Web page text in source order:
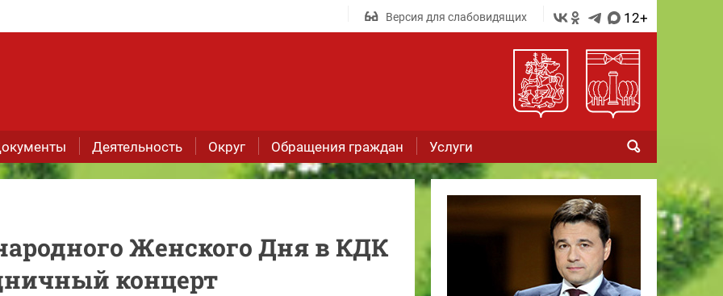
Версия для слабовидящих 12+
Деятельность Округ Обращения граждан Услуги
Женского Дня в КДК
концерт